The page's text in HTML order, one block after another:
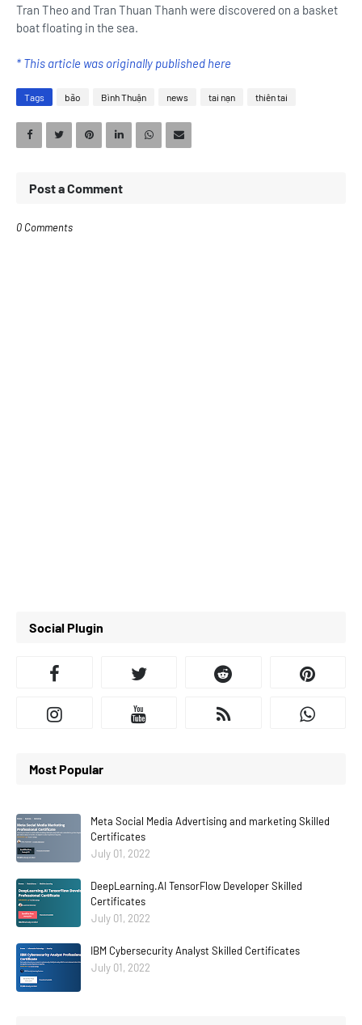
Tran Theo and Tran Thuan Thanh were discovered on a basket
boat floating in the sea.
* This article was originally published here
Tags bão Bình Thuận news tai nạn thiên tai
Post a Comment
0 Comments
Social Plugin
Most Popular
Meta Social Media Advertising and marketing Skilled
Certificates
July 01, 2022
DeepLearning.AI TensorFlow Developer Skilled
Certificates
July 01, 2022
IBM Cybersecurity Analyst Skilled Certificates
July 01, 2022